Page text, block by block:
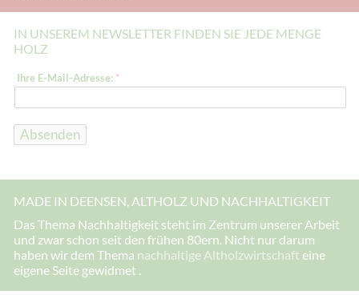
IN UNSEREM NEWSLETTER FINDEN SIE JEDE MENGE
HOLZ
h
e
M
l
A
r
e
s
s
e
Ihre E-Mail-Adresse: *
Absenden
MADE IN DEENSEN, ALTHOLZ UND NACHHALTIGKEIT
Das Thema Nachhaltigkeit steht im Zentrum unserer Arbeit
und zwar schon seit den frühen 80ern. Nicht nur darum
haben wir dem Thema nachhaltige Altholzwirtschaft eine
eigene Seite gewidmet .